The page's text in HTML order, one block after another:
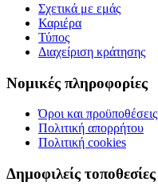
Σχετικά με εμάς
Καριέρα
Τύπος
Διαχείριση κράτησης
Νομικές πληροφορίες
Όροι και προϋποθέσεις
Πολιτική απορρήτου
Πολιτική cookies
Δημοφιλείς τοποθεσίες